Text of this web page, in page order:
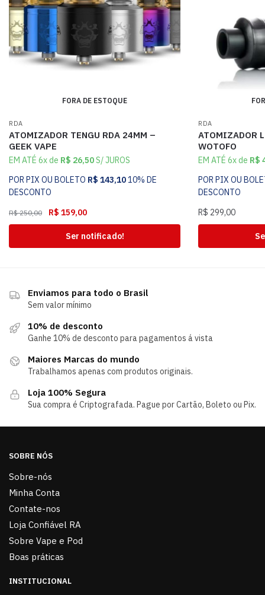
FORA DE ESTOQUE
RDA
ATOMIZADOR TENGU RDA 24MM –
GEEK VAPE
EM ATÉ 6x de R$ 26,50S/ JUROS
POR PIX OU BOLETO R$ 143,1010% DE
DESCONTO
R$250,00 R$ 159,00
Ser notificado!
RDA
ATOMIZADOR
WOTOFO
EM ATÉ 6x de R$
POR PIX OU
DESCONTO
R$ 299,00
Enviamos para todo o Brasil
Sem valor mínimo
10% de desconto
Ganhe 10% de desconto para pagamentos á vista
Maiores Marcas do mundo
Trabalhamos apenas com produtos originais.
Loja 100% Segura
Sua compra é Criptografada. Pague por Cartão, Boleto ou Pix.
SOBRE NÓS
Sobre-nós
Minha Conta
Contate-nos
Loja Confiável RA
Sobre Vape e Pod
Boas práticas
INSTITUCIONAL